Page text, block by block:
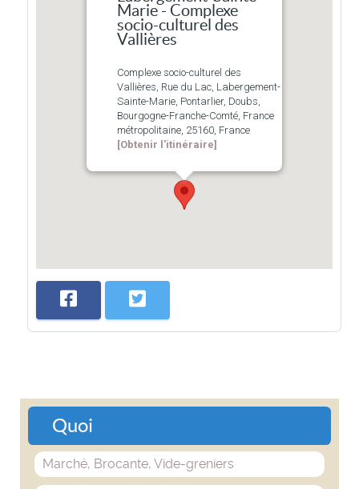
Marie - Complexe
socio-culturel des
Vallières
Complexe socio-culturel des
Vallières, Rue du Lac, Labergement-
Sainte-Marie, Pontarlier, Doubs,
Bourgogne-Franche-Comté, France
métropolitaine, 25160, France
[Obtenir l'itinéraire]
Quoi
Marché, Brocante, Vide-greniers